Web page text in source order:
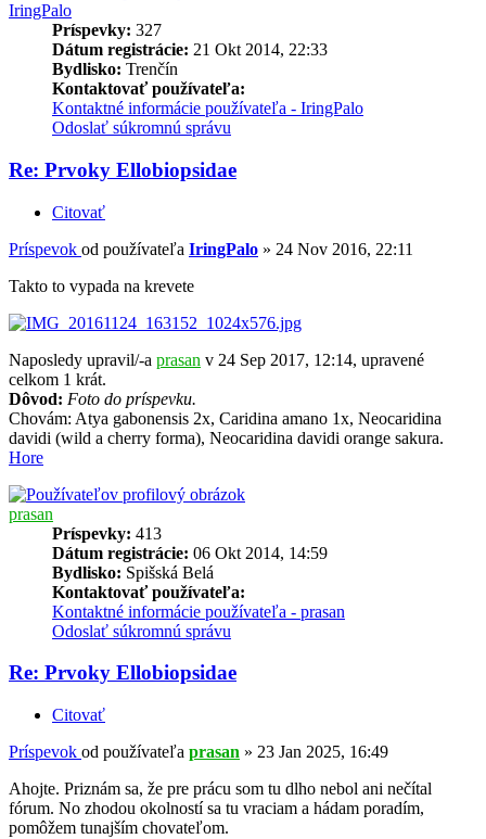
IringPalo
Príspevky: 327
Dátum registrácie: 21 Okt 2014, 22:33
Bydlisko: Trenčín
Kontaktovať používateľa:
Kontaktné informácie používateľa - IringPalo
Odoslať súkromnú správu
Re: Prvoky Ellobiopsidae
Citovať
Príspevok od používateľa IringPalo » 24 Nov 2016, 22:11
Takto to vypada na krevete
Naposledy upravil/-a prasan v 24 Sep 2017, 12:14, upravené
celkom 1 krát.
Dôvod: Foto do príspevku.
Chovám: Atya gabonensis 2x, Caridina amano 1x, Neocaridina
davidi (wild a cherry forma), Neocaridina davidi orange sakura.
Hore
prasan
Príspevky: 413
Dátum registrácie: 06 Okt 2014, 14:59
Bydlisko: Spišská Belá
Kontaktovať používateľa:
Kontaktné informácie používateľa - prasan
Odoslať súkromnú správu
Re: Prvoky Ellobiopsidae
Citovať
Príspevok od používateľa prasan » 23 Jan 2025, 16:49
Ahojte. Priznám sa, že pre prácu som tu dlho nebol ani nečítal
fórum. No zhodou okolností sa tu vraciam a hádam poradím,
pomôžem tunajším chovateľom.